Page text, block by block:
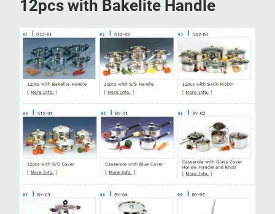
12pcs with Bakelite Handle